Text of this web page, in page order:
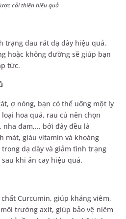
cải thiện hiệu quả
trạng đau rát dạ dày hiệu quả.
hoặc không đường sẽ giúp bạn
tức.
ợ nóng, bạn có thể uống một ly
hoa quả, rau củ nên chọn
đam,... bởi đây đều là
mát, giàu vitamin và khoáng
dạ dày và giảm tình trạng
khi ăn cay hiệu quả.
Curcumin, giúp kháng viêm,
trường axit, giúp bảo vệ niêm